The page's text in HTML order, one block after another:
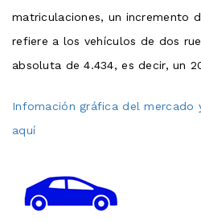
matriculaciones, un incremento
refiere a los vehículos de dos
absoluta de 4.434, es decir, un
Infomación gráfica del mercado
aquí